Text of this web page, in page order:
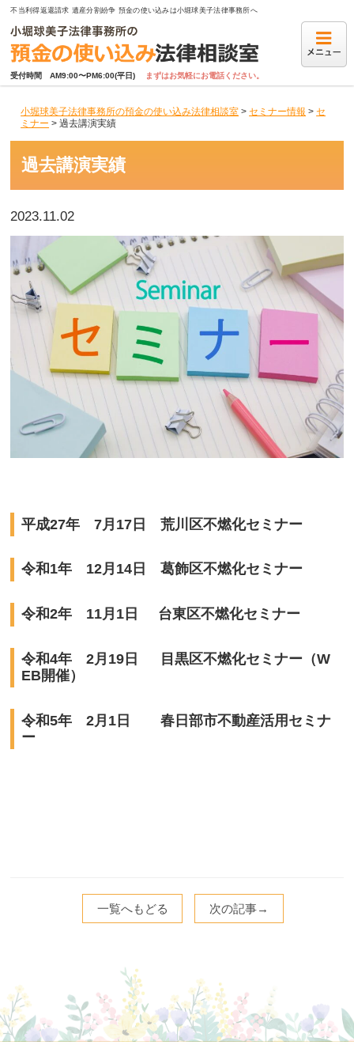
不当利得返還請求 遺産分割紛争 預金の使い込みは小堀球美子法律事務所へ
受付時間　AM9:00〜PM6:00(平日) まずはお気軽にお電話ください。
小堀球美子法律事務所の預金の使い込み法律相談室 >セミナー情報 >セ
ミナー >過去講演実績
過去講演実績
2023.11.02
平成27年 7月17日 荒川区不燃化セミナー
令和1年 12月14日 葛飾区不燃化セミナー
令和2年 11月1日 台東区不燃化セミナー
令和4年 2月19日 目黒区不燃化セミナー（W
EB開催）
令和5年 2月1日 春日部市不動産活用セミナ
ー
一覧へもどる 次の記事→